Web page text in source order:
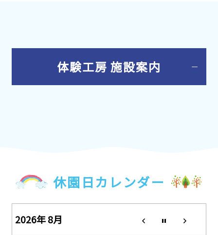
体験工房 施設案内
休園日カレンダー
2026年 8月